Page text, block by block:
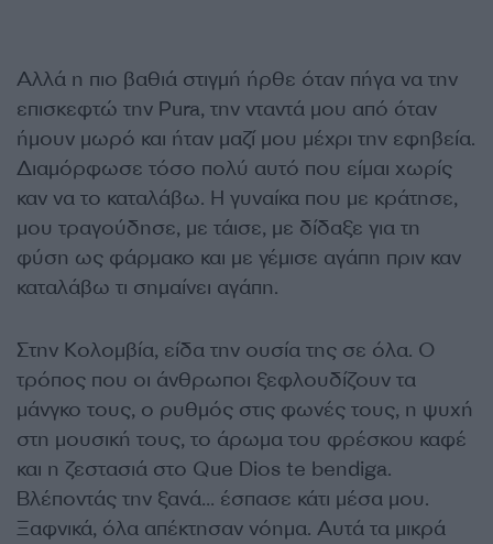
Αλλά η πιο βαθιά στιγμή ήρθε όταν πήγα να την
επισκεφτώ την Pura, την νταντά μου από όταν
ήμουν μωρό και ήταν μαζί μου μέχρι την εφηβεία.
Διαμόρφωσε τόσο πολύ αυτό που είμαι χωρίς
καν να το καταλάβω. Η γυναίκα που με κράτησε,
μου τραγούδησε, με τάισε, με δίδαξε για τη
φύση ως φάρμακο και με γέμισε αγάπη πριν καν
καταλάβω τι σημαίνει αγάπη.
Στην Κολομβία, είδα την ουσία της σε όλα. Ο
τρόπος που οι άνθρωποι ξεφλουδίζουν τα
μάνγκο τους, ο ρυθμός στις φωνές τους, η ψυχή
στη μουσική τους, το άρωμα του φρέσκου καφέ
και η ζεστασιά στο Que Dios te bendiga.
Βλέποντάς την ξανά… έσπασε κάτι μέσα μου.
Ξαφνικά, όλα απέκτησαν νόημα. Αυτά τα μικρά